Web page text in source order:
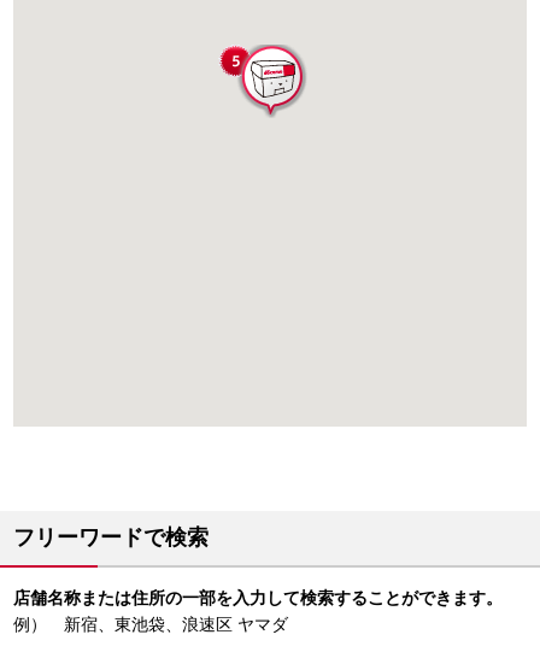
フリーワードで検索
店舗名称または住所の一部を入力して検索することができます。
例） 新宿、東池袋、浪速区 ヤマダ